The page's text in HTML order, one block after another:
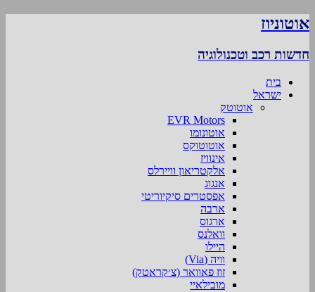
אוטוניוז
חדשות רכב וטכנולוגיה
בית
ישראל
אוטוטק
EVR Motors
אוטונומו
אוטוטוקס
אינוויז
אלקטריאון וויירלס
אנגוג
אפסטרים סיקיוריטי
ארבה
ארגוס
וואלנס
היילו
וויה (Via)
זוז פאוואר (צ׳קראטק)
מובילאיי